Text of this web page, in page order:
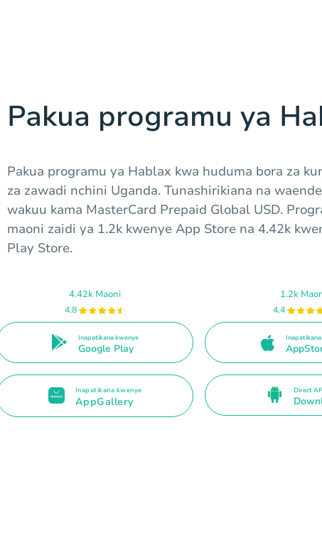
Pakua programu ya
Pakua programu ya Hablax kwa huduma bora za
za zawadi nchini Uganda. Tunashirikiana na
wakuu kama MasterCard Prepaid Global USD.
maoni zaidi ya 1.2k kwenye App Store na 4.42k
Play Store.
4.42k Maoni
4.8
Inapatikana kwenye
Google Play
1.2k
4.4
Inapatikana kwenye
AppGallery
Direct